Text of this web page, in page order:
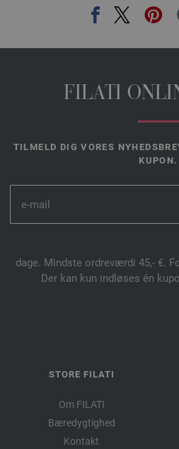
FILATI
TILMELD DIG VORES
KUPON.
dage. Mindste ordreværdi 45,- €.
Der kan kun indløses én
STORE FILATI
Om FILATI
Bæredygtighed
Kontakt